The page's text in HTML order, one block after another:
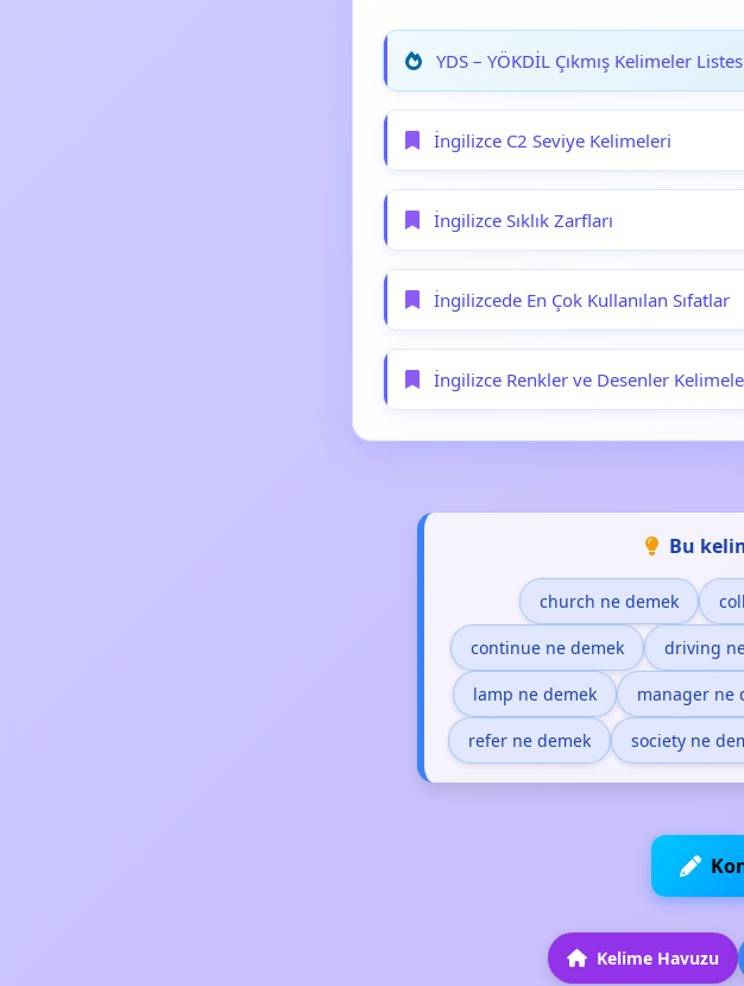
YDS – YÖKDİL Çıkmış Kelimeler
İngilizce C2 Seviye Kelimeleri
İngilizce Sıklık Zarfları
İngilizcede En Çok Kullanılan Sıfatlar
İngilizce Renkler ve Desenler
Bu
church ne demek
continue ne demek driving
lamp ne demek manager ne
refer ne demek society ne
Kelime Havuzu